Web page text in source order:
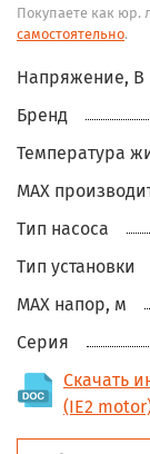
Покупаете как юр.
самостоятельно.
Напряжение, В
Бренд
Температура
MAX
Тип насоса
Тип установки
MAX напор, м
Серия
Скачать
(IE2